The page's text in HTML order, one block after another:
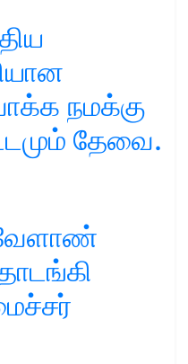
நமக்கு
தேவை.
வேளாண்